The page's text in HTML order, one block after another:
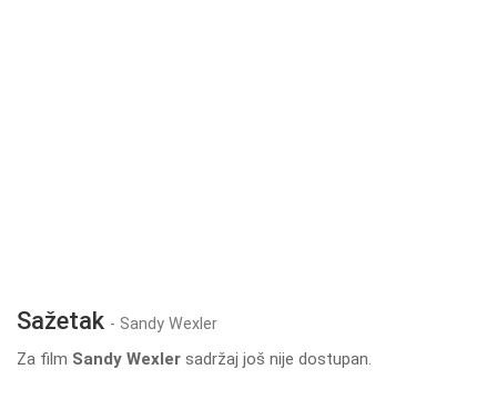
Sažetak - Sandy Wexler
Za film Sandy Wexler sadržaj još nije dostupan.